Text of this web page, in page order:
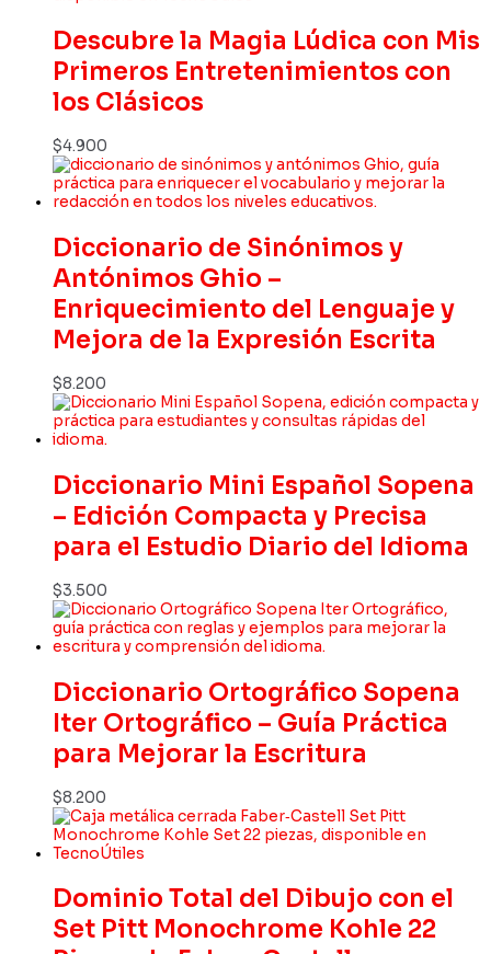
Descubre la Magia Lúdica con Mis
Primeros Entretenimientos con
los Clásicos
$4.900
Diccionario de Sinónimos y
Antónimos Ghio –
Enriquecimiento del Lenguaje y
Mejora de la Expresión Escrita
$8.200
Diccionario Mini Español Sopena
– Edición Compacta y Precisa
para el Estudio Diario del Idioma
$3.500
Diccionario Ortográfico Sopena
Iter Ortográfico – Guía Práctica
para Mejorar la Escritura
$8.200
Dominio Total del Dibujo con el
Set Pitt Monochrome Kohle 22